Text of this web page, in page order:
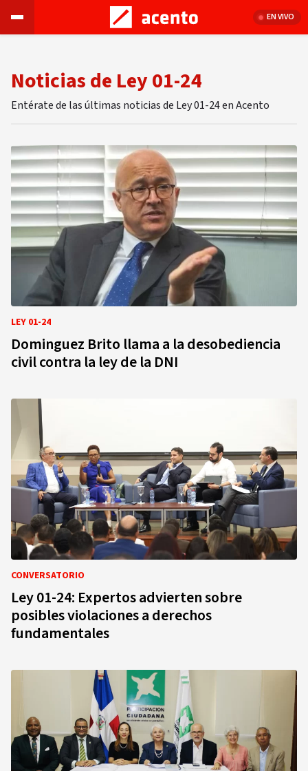
EN VIVO
Noticias de Ley 01-24
Entérate de las últimas noticias de Ley 01-24 en Acento
LEY 01-24
Dominguez Brito llama a la desobediencia
civil contra la ley de la DNI
CONVERSATORIO
Ley 01-24: Expertos advierten sobre
posibles violaciones a derechos
fundamentales